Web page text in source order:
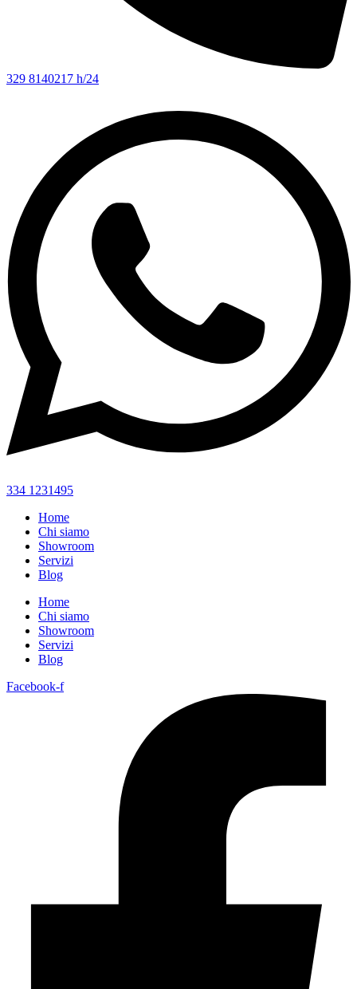
329 8140217 h/24
334 1231495
Home
Chi siamo
Showroom
Servizi
Blog
Home
Chi siamo
Showroom
Servizi
Blog
Facebook-f